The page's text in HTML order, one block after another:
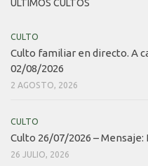
ÚLTIMOS CULTOS
CULTO
Culto familiar en directo. A
02/08/2026
2 AGOSTO, 2026
CULTO
Culto 26/07/2026 – Mensaje:
26 JULIO, 2026